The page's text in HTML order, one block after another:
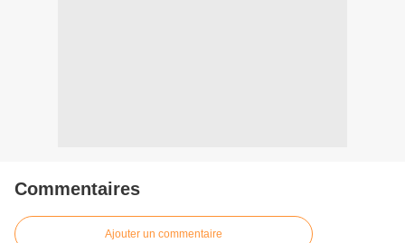
Commentaires
Ajouter un commentaire